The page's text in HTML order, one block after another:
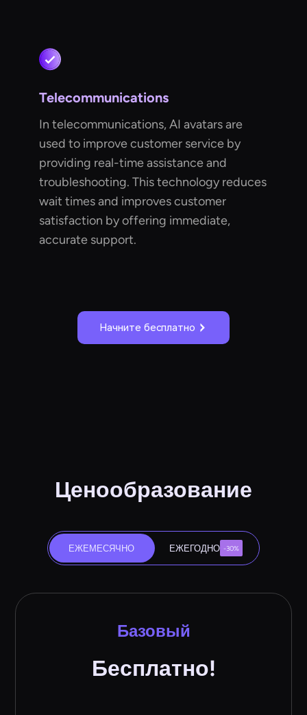
Telecommunications
In telecommunications, AI avatars are
used to improve customer service by
providing real-time assistance and
troubleshooting. This technology reduces
wait times and improves customer
satisfaction by offering immediate,
accurate support.
Начните бесплатно
Ценообразование
ЕЖЕМЕСЯЧНО ЕЖЕГОДНО -30%
Базовый
Бесплатно!